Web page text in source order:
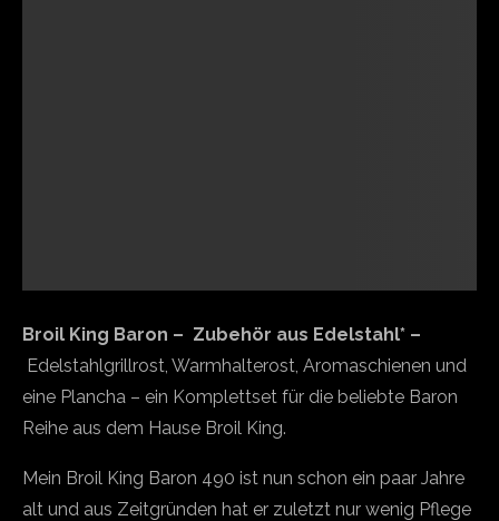
Broil King Baron – Zubehör aus Edelstahl* –
Edelstahlgrillrost, Warmhalterost, Aromaschienen und
eine Plancha – ein Komplettset für die beliebte Baron
Reihe aus dem Hause Broil King.
Mein Broil King Baron 490 ist nun schon ein paar Jahre
alt und aus Zeitgründen hat er zuletzt nur wenig Pflege